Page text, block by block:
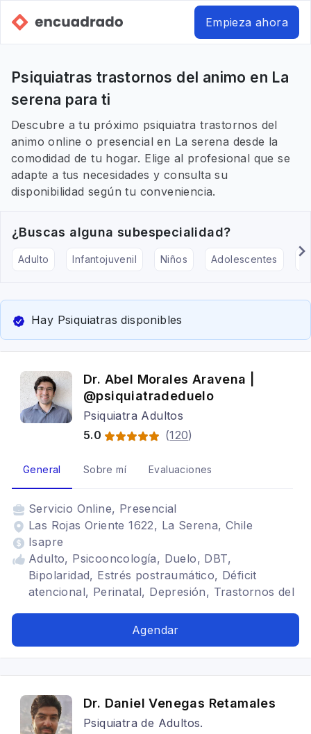
Empieza ahora
Psiquiatras trastornos del animo en La
serena para ti
Descubre a tu próximo psiquiatra trastornos del
animo online o presencial en La serena desde la
comodidad de tu hogar. Elige al profesional que se
adapte a tus necesidades y consulta su
disponibilidad según tu conveniencia.
¿Buscas alguna subespecialidad?
Adulto Infantojuvenil Niños Adolescentes
Hay Psiquiatras disponibles
Dr. Abel Morales Aravena |
@psiquiatradeduelo
Psiquiatra Adultos
5.0
(120)
General Sobre mí Evaluaciones
Servicio Online, Presencial
Las Rojas Oriente 1622, La Serena, Chile
Isapre
Adulto, Psicooncología, Duelo, DBT,
Bipolaridad, Estrés postraumático, Déficit
atencional, Perinatal, Depresión, Trastornos del
Agendar
Dr. Daniel Venegas Retamales
Psiquiatra de Adultos.